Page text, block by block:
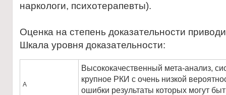
наркологи, психотерапевты).
Оценка на степень доказательности
Шкала уровня доказательности:
А
Высококачественный мета-анализ,
крупное РКИ с очень низкой
ошибки результаты которых могут